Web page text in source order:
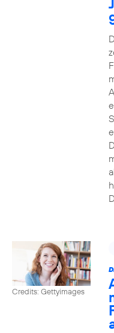
Credits: Gettyimages